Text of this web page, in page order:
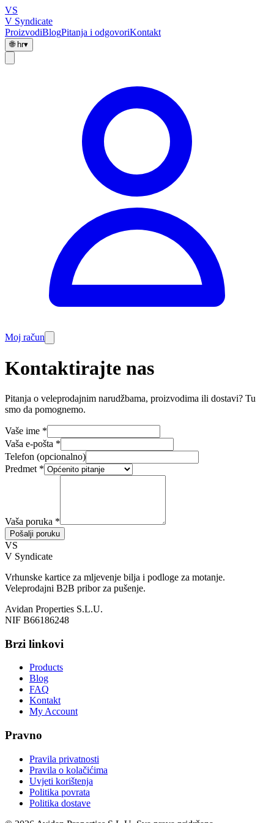
VS
V Syndicate
ProizvodiBlogPitanja i odgovoriKontakt
🌐 hr▾
Moj račun
Kontaktirajte nas
Pitanja o veleprodajnim narudžbama, proizvodima ili dostavi? Tu
smo da pomognemo.
Vaše ime *
Vaša e-pošta *
Telefon (opcionalno)
Predmet *
Vaša poruka *
Pošalji poruku
VS
V Syndicate
Vrhunske kartice za mljevenje bilja i podloge za motanje.
Veleprodajni B2B pribor za pušenje.
Avidan Properties S.L.U.
NIF B66186248
Brzi linkovi
Products
Blog
FAQ
Kontakt
My Account
Pravno
Pravila privatnosti
Pravila o kolačićima
Uvjeti korištenja
Politika povrata
Politika dostave